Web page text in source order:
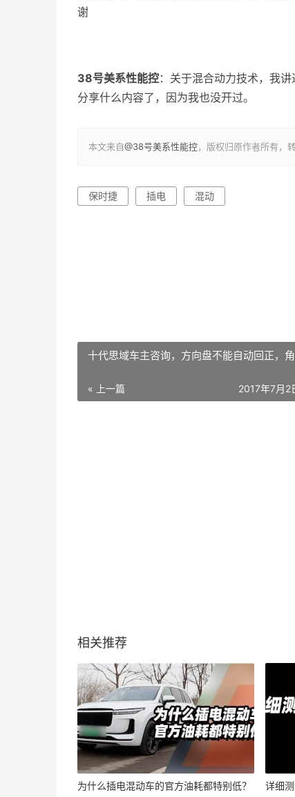
谢
38号美系性能控：关于混合动力技术，我
分享什么内容了，因为我也没开过。
本文来自@38号美系性能控，版权归原作者所有，
保时捷 插电 混动
十代思域车主咨询，方向盘不能自动回正，
« 上一篇 2017年7月2
相关推荐
为什么插电混动车的官方油耗都特别低？ 详细